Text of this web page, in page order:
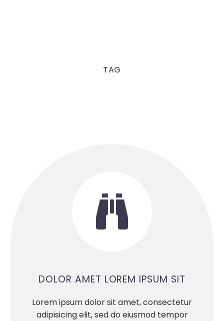
TAG


DOLOR AMET LOREM IPSUM SIT
Lorem ipsum dolor sit amet, consectetur
adipisicing elit, sed do eiusmod tempor